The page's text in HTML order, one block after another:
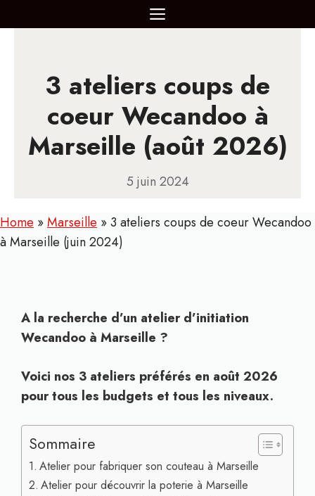
au
MENU
3 ateliers coups de
coeur Wecandoo à
Marseille (août 2026)
5 juin 2024
Home »Marseille »3 ateliers coups de coeur Wecandoo
à Marseille (juin 2024)
A la recherche d’un atelier d’initiation
Wecandoo à Marseille ?
Voici nos 3 ateliers préférés en août 2026
pour tous les budgets et tous les niveaux.
Sommaire
Atelier pour fabriquer son couteau à Marseille
Atelier pour découvrir la poterie à Marseille